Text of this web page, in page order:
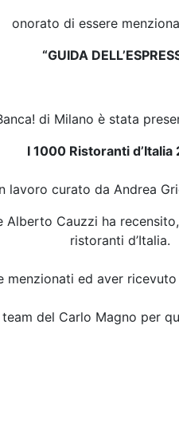
onorato di essere
“GUIDA
di Milano è stata
I 1000 Ristoranti d’Italia
lavoro curato da Andrea
Cauzzi ha
ristoranti d’Italia.
menzionati ed aver
del Carlo Magno per